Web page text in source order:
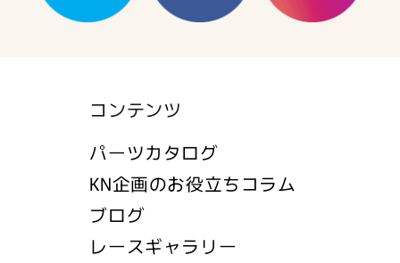
コンテンツ
パーツカタログ
KN企画のお役立ちコラム
ブログ
レースギャラリー